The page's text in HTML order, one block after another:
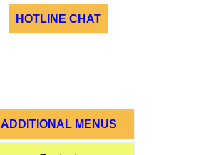
HOTLINE CHAT
ADDITIONAL MENUS